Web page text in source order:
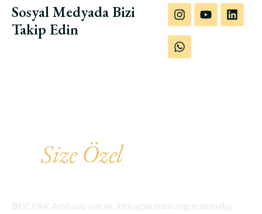
Sosyal Medyada Bizi
Takip Edin
VeSize ÖzelFiyat
BGCPAK Ambalaj olarak, ihtiyaçlarınıza uygun ambalaj